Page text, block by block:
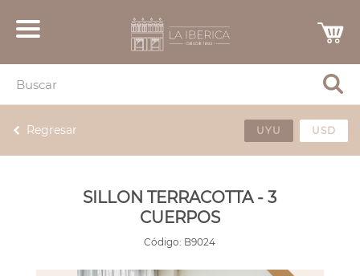
Regresar UYU USD
SILLON TERRACOTTA - 3
CUERPOS
Código: B9024